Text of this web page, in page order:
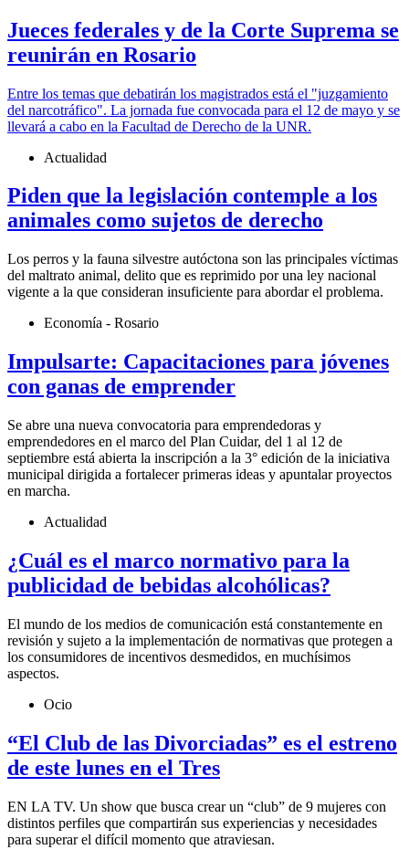
Jueces federales y de la Corte Suprema se
reunirán en Rosario
Entre los temas que debatirán los magistrados está el "juzgamiento
del narcotráfico". La jornada fue convocada para el 12 de mayo y se
llevará a cabo en la Facultad de Derecho de la UNR.
Actualidad
Piden que la legislación contemple a los
animales como sujetos de derecho
Los perros y la fauna silvestre autóctona son las principales víctimas
del maltrato animal, delito que es reprimido por una ley nacional
vigente a la que consideran insuficiente para abordar el problema.
Economía - Rosario
Impulsarte: Capacitaciones para jóvenes
con ganas de emprender
Se abre una nueva convocatoria para emprendedoras y
emprendedores en el marco del Plan Cuidar, del 1 al 12 de
septiembre está abierta la inscripción a la 3° edición de la iniciativa
municipal dirigida a fortalecer primeras ideas y apuntalar proyectos
en marcha.
Actualidad
¿Cuál es el marco normativo para la
publicidad de bebidas alcohólicas?
El mundo de los medios de comunicación está constantemente en
revisión y sujeto a la implementación de normativas que protegen a
los consumidores de incentivos desmedidos, en muchísimos
aspectos.
Ocio
“El Club de las Divorciadas” es el estreno
de este lunes en el Tres
EN LA TV. Un show que busca crear un “club” de 9 mujeres con
distintos perfiles que compartirán sus experiencias y necesidades
para superar el difícil momento que atraviesan.